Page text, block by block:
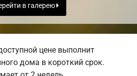
в галерею
цене выполнит
дома в короткий срок.